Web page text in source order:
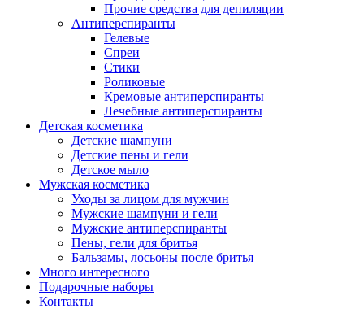
Прочие средства для депиляции
Антиперспиранты
Гелевые
Спреи
Стики
Роликовые
Кремовые антиперспиранты
Лечебные антиперспиранты
Детская косметика
Детские шампуни
Детские пены и гели
Детское мыло
Мужская косметика
Уходы за лицом для мужчин
Мужские шампуни и гели
Мужские антиперспиранты
Пены, гели для бритья
Бальзамы, лосьоны после бритья
Много интересного
Подарочные наборы
Контакты